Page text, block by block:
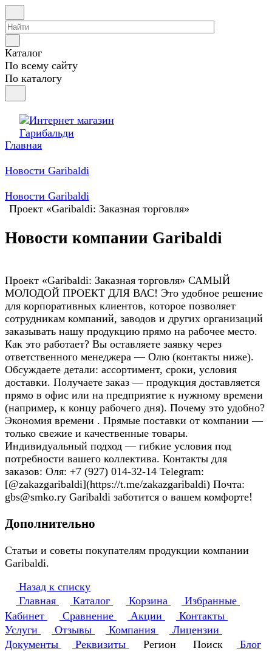
Каталог
По всему сайту
По каталогу
Главная
Новости Garibaldi
Новости Garibaldi
Проект «Garibaldi: Заказная торговля»
Новости компании Garibaldi
Проект «Garibaldi: Заказная торговля» САМЫЙ
МОЛОДОЙ ПРОЕКТ ДЛЯ ВАС! Это удобное решение
для корпоративных клиентов, которое позволяет
сотрудникам компаний, заводов и других организаций
заказывать нашу продукцию прямо на рабочее место.
Как это работает? Вы оставляете заявку через
ответственного менеджера — Олю (контакты ниже).
Обсуждаете детали: ассортимент, сроки, условия
доставки. Получаете заказ — продукция доставляется
прямо в офис или на предприятие к нужному времени
(например, к концу рабочего дня). Почему это удобно?
Экономия времени . Прямые поставки от компании —
только свежие и качественные товары.
Индивидуальный подход — гибкие условия под
потребности вашего коллектива. Контакты для
заказов: Оля: +7 (927) 014-32-14 Telegram:
[@zakazgaribaldi](https://t.me/zakazgaribaldi) Почта:
gbs@smko.ry Garibaldi заботится о вашем комфорте!
Дополнительно
Статьи и советы покупателям продукции компании
Garibaldi.
Назад к списку
Главная
Каталог Корзина
Избранные
Кабинет
Сравнение Акции
Контакты
Услуги
Отзывы Компания
Лицензии
Документы
Реквизиты Регион Поиск
Блог